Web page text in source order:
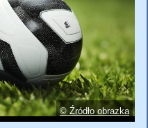
© Źródło obrazka